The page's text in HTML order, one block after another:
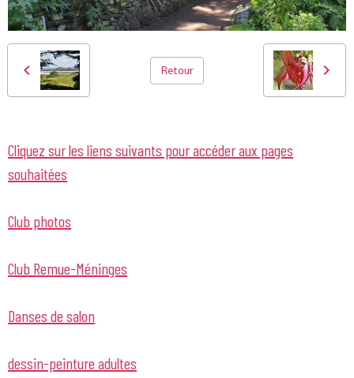
Retour
Cliquez sur les liens suivants pour accéder aux pages
souhaitées
Club photos
Club Remue-Méninges
Danses de salon
dessin-peinture adultes